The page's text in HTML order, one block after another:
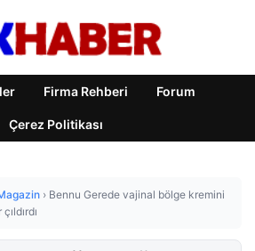
Firma Rehberi Forum
Çerez Politikası
› Bennu Gerede vajinal bölge kremini